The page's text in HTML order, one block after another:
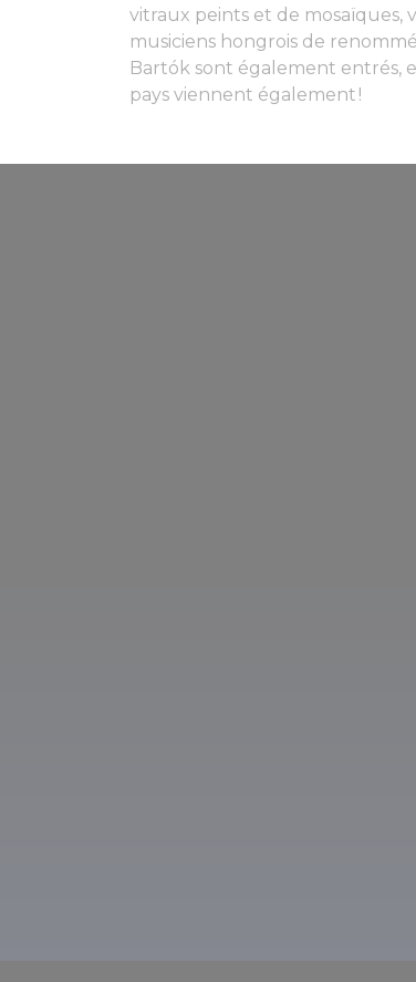
vitraux peints et de mosaïques,
musiciens hongrois de
Bartók sont également entrés,
pays viennent également !